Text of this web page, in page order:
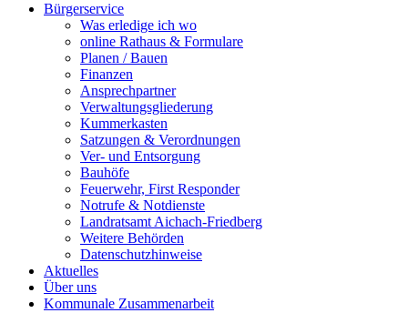
Bürgerservice
Was erledige ich wo
online Rathaus & Formulare
Planen / Bauen
Finanzen
Ansprechpartner
Verwaltungsgliederung
Kummerkasten
Satzungen & Verordnungen
Ver- und Entsorgung
Bauhöfe
Feuerwehr, First Responder
Notrufe & Notdienste
Landratsamt Aichach-Friedberg
Weitere Behörden
Datenschutzhinweise
Aktuelles
Über uns
Kommunale Zusammenarbeit